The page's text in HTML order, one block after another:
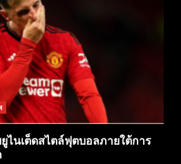
ไนเต็ดสไตล์ฟุตบอลภายใต้การ